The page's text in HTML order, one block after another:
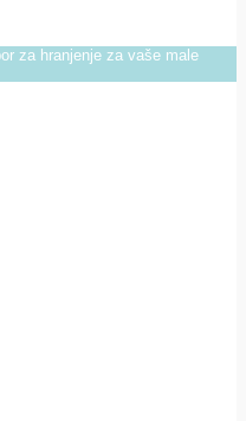
za hranjenje za vaše male